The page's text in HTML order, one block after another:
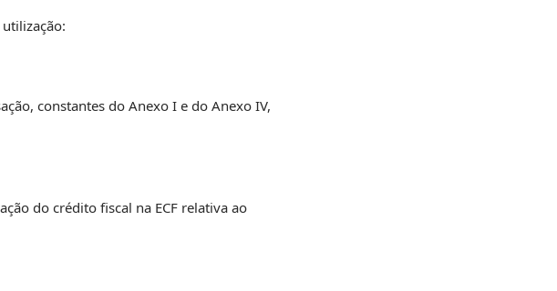
constantes do Anexo I e do Anexo IV,
do crédito fiscal na ECF relativa ao